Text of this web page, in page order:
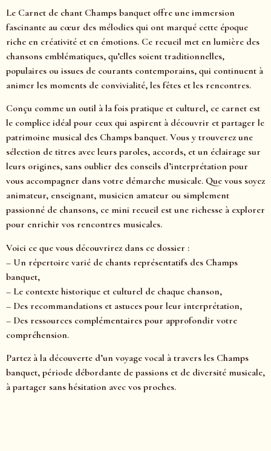
Le Carnet de chant Champs banquet offre une immersion
fascinante au cœur des mélodies qui ont marqué cette époque
riche en créativité et en émotions. Ce recueil met en lumière des
chansons emblématiques, qu’elles soient traditionnelles,
populaires ou issues de courants contemporains, qui continuent à
animer les moments de convivialité, les fêtes et les rencontres.
Conçu comme un outil à la fois pratique et culturel, ce carnet est
le complice idéal pour ceux qui aspirent à découvrir et partager le
patrimoine musical des Champs banquet. Vous y trouverez une
sélection de titres avec leurs paroles, accords, et un éclairage sur
leurs origines, sans oublier des conseils d’interprétation pour
vous accompagner dans votre démarche musicale. Que vous soyez
animateur, enseignant, musicien amateur ou simplement
passionné de chansons, ce mini recueil est une richesse à explorer
pour enrichir vos rencontres musicales.
Voici ce que vous découvrirez dans ce dossier :
– Un répertoire varié de chants représentatifs des Champs
banquet,
– Le contexte historique et culturel de chaque chanson,
– Des recommandations et astuces pour leur interprétation,
– Des ressources complémentaires pour approfondir votre
compréhension.
Partez à la découverte d’un voyage vocal à travers les Champs
banquet, période débordante de passions et de diversité musicale,
à partager sans hésitation avec vos proches.